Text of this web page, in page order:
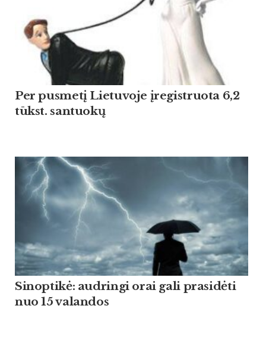
Per pusmetį Lietuvoje įregistruota 6,2
tūkst. santuokų
Sinoptikė: audringi orai gali prasidėti
nuo 15 valandos